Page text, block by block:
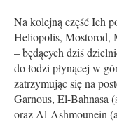
Na kolejną część Ich
Heliopolis, Mostorod,
– będących dziś
do łodzi płynącej w
zatrzymując się na
Garnous, El-Bahnasa
oraz Al-Ashmounein